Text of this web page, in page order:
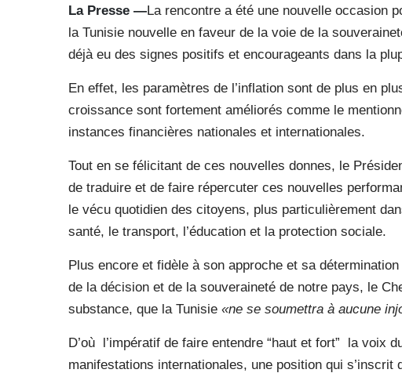
La Presse —La rencontre a été une nouvelle occasion
la Tunisie nouvelle en faveur de la voie de la
déjà eu des signes positifs et encourageants dans la
En effet, les paramètres de l’inflation sont de plus en
croissance sont fortement améliorés comme le
instances financières nationales et internationales.
Tout en se félicitant de ces nouvelles donnes, le
de traduire et de faire répercuter ces nouvelles
le vécu quotidien des citoyens, plus particulièrement
santé, le transport, l’éducation et la protection sociale.
Plus encore et fidèle à son approche et sa
de la décision et de la souveraineté de notre pays, le
substance, que la Tunisie «ne se soumettra à aucune
D’où l’impératif de faire entendre “haut et fort” la voix
manifestations internationales, une position qui s’inscrit